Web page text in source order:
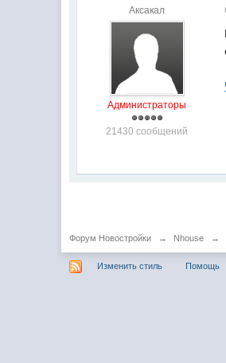
Аксакал
Администраторы
21430 сообщений
Форум Новостройки → Nhouse →
Изменить стиль Помощь